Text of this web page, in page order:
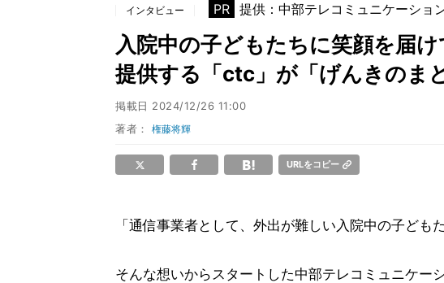
インタビュー PR 提供：中部テレコミュニケーショ
入院中の子どもたちに笑顔を届
提供する「ctc」が「げんきのま
掲載日 2024/12/26 11:00
著者：権藤将輝
URLをコピー
「通信事業者として、外出が難しい入院中の子ども
そんな想いからスタートした中部テレコミュニケー